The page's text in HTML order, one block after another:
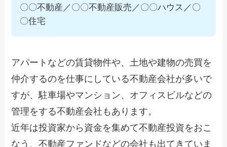
〇〇不動産／〇〇不動産販売／〇〇ハウス／〇
〇住宅
アパートなどの賃貸物件や、土地や建物の売買を
仲介するのを仕事にしている不動産会社が多いで
すが、駐車場やマンション、オフィスビルなどの
管理をする不動産会社もあります。
近年は投資家から資金を集めて不動産投資をおこ
なう、不動産ファンドなどの会社も出てきていま